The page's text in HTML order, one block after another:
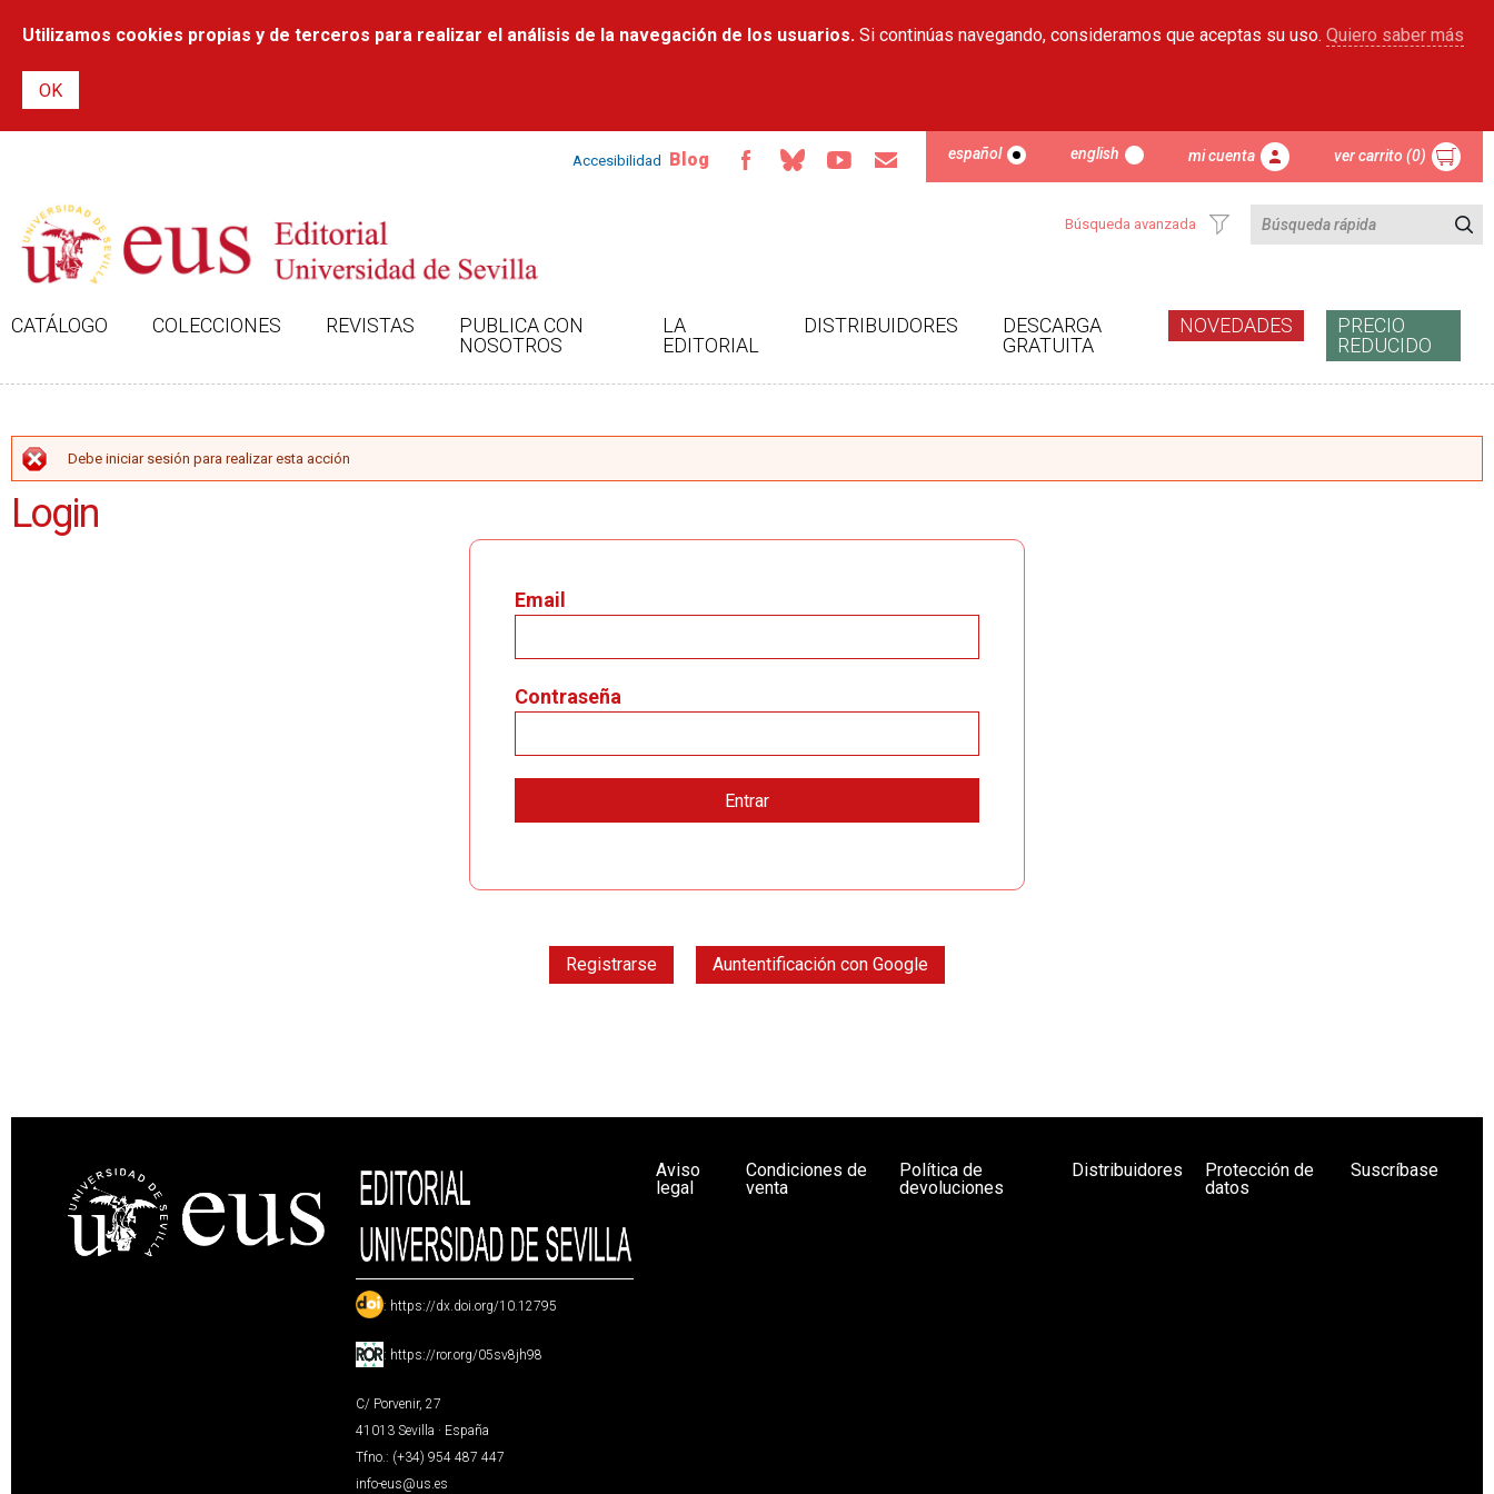
contenido
Utilizamos cookies propias y de terceros para realizar el análisis de la navegación de los usuarios. Si continúas navegando, consideramos que aceptas su uso. Quiero saber más
Accesibilidad Blog español english mi cuenta ver carrito (0)
Búsqueda avanzada
CATÁLOGO COLECCIONES REVISTAS
PUBLICA CON
NOSOTROS
LA
EDITORIAL
DISTRIBUIDORES
DESCARGA
GRATUITA
NOVEDADES
PRECIO
REDUCIDO
MENSAJE DE ERROR
Debe iniciar sesión para realizar esta acción
Login
Email
Contraseña
Registrarse Auntentificación con Google
: https://dx.doi.org/10.12795
: https://ror.org/05sv8jh98
C/ Porvenir, 27
41013 Sevilla · España
Tfno.: (+34) 954 487 447
info-eus@us.es
Aviso
legal
Condiciones de
venta
Política de
devoluciones
Distribuidores
Protección de
datos
Suscríbase